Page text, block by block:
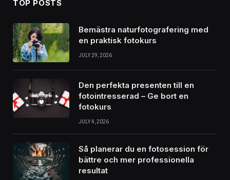
TOP POSTS
Bemästra naturfotografering med
en praktisk fotokurs
JULY 29, 2026
Den perfekta presenten till en
fotointresserad – Ge bort en
fotokurs
JULY 4, 2026
Så planerar du en fotosession för
bättre och mer professionella
resultat